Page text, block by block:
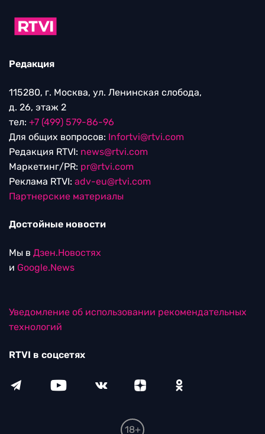
Редакция
115280, г. Москва, ул. Ленинская слобода,
д. 26, этаж 2
тел: +7 (499) 579-86-96
Для общих вопросов: Infortvi@rtvi.com
Редакция RTVI: news@rtvi.com
Маркетинг/PR: pr@rtvi.com
Реклама RTVI: adv-eu@rtvi.com
Партнерские материалы
Достойные новости
Мы в Дзен.Новостях
и Google.News
Уведомление об использовании рекомендательных
технологий
RTVI в соцсетях
18+